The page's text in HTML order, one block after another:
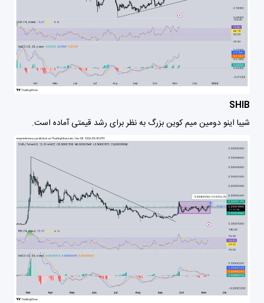
SHIB
شیبا اینو دومین میم کوین بزرگ به نظر برای رشد قیمتی آماده است.